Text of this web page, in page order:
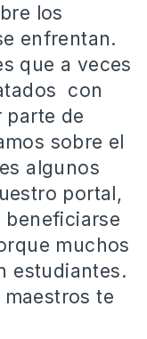
los
enfrentan.
que a veces
con
parte de
sobre el
algunos
portal,
muchos
estudiantes.
te